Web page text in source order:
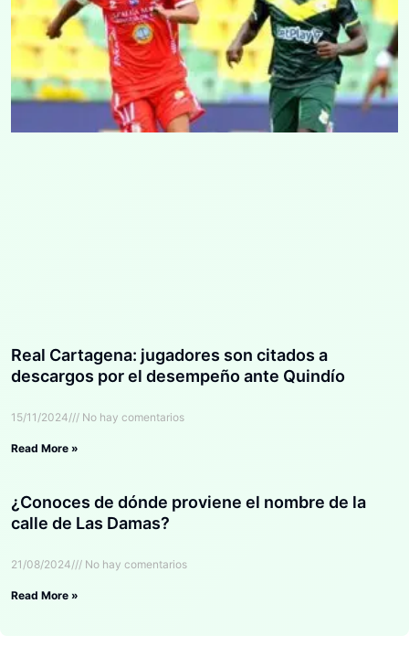
Real Cartagena: jugadores son citados a
descargos por el desempeño ante Quindío
15/11/2024 No hay comentarios
Read More »
¿Conoces de dónde proviene el nombre de la
calle de Las Damas?
21/08/2024 No hay comentarios
Read More »